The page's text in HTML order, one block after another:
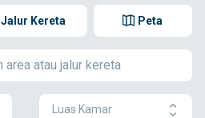
Peta
Jalur Kereta
Luas Kamar